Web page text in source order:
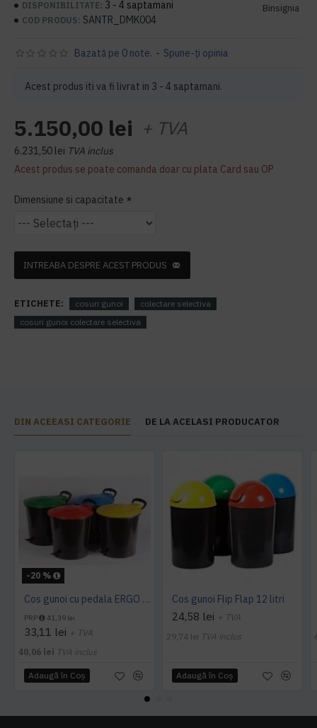
DISPONIBILITATE: 3 - 4 saptamani
COD PRODUS: SANTR_DMK004
Binsignia
Acest produs iti va fi livrat in 3 - 4 saptamani.
Bazată pe 0 note. - Spune-ţi opinia
5.150,00 lei + TVA
6.231,50 lei TVA inclus
Acest produs se poate comanda doar cu plata Card sau OP
Dimensiune si capacitate
INTREABA DESPRE ACEST PRODUS
ETICHETE: cosuri gunoi
colectare selectiva
cosuri gunoi colectare selectiva
DIN ACEEASI CATEGORIE DE LA ACELASI PRODUCATOR
-20 %
Cos gunoi cu pedala ERGO - 10 litri
PRP 41,39 lei
33,11 lei + TVA
40,06 lei TVA inclus
Adaugă în Coş
Cos gunoi Flip Flap 12 litri
24,58 lei + TVA
29,74 lei TVA inclus
Adaugă în Coş